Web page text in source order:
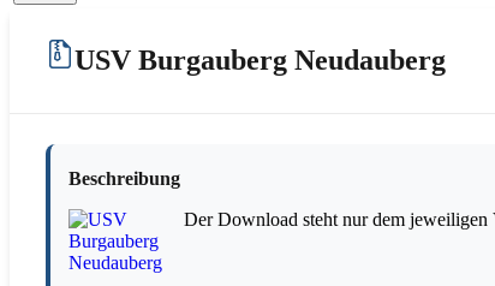
USV Burgauberg Neudauberg
Beschreibung
Der Download steht nur dem jeweiligen